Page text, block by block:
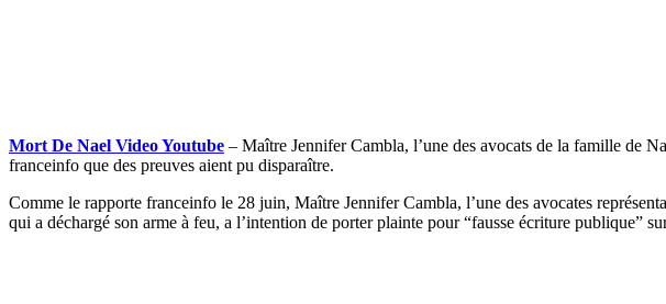
Mort De Nael Video Youtube – Maître Jennifer Cambla, l’une des avocats de la famille de
franceinfo que des preuves aient pu disparaître.
Comme le rapporte franceinfo le 28 juin, Maître Jennifer Cambla, l’une des avocates
qui a déchargé son arme à feu, a l’intention de porter plainte pour “fausse écriture publique”